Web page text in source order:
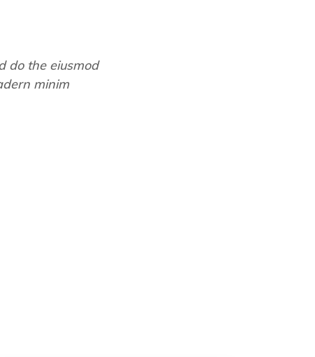
do the eiusmod
minim